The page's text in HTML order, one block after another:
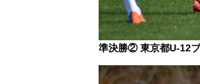
準決勝② 東京都U-12